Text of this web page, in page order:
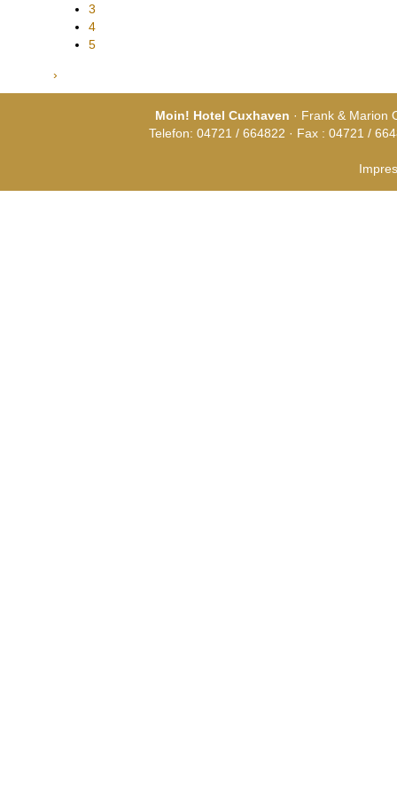
3
4
5
›
Moin! Hotel Cuxhaven · Frank & Marion
Telefon: 04721 / 664822 · Fax : 04721 /